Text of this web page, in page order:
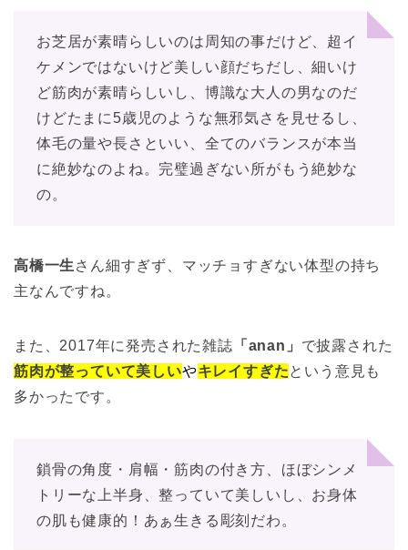
お芝居が素晴らしいのは周知の事だけど、超イ
ケメンではないけど美しい顔だちだし、細いけ
ど筋肉が素晴らしいし、博識な大人の男なのだ
けどたまに5歳児のような無邪気さを見せるし、
体毛の量や長さといい、全てのバランスが本当
に絶妙なのよね。完璧過ぎない所がもう絶妙な
の。
高橋一生 さん細すぎず、マッチョすぎない体型の持ち
主なんですね。
また、2017年に発売された雑誌 「anan」 で披露された
筋肉が整っていて美しいやキレイすぎたという意見も
多かったです。
鎖骨の角度・肩幅・筋肉の付き方、ほぼシンメ
トリーな上半身、整っていて美しいし、お身体
の肌も健康的！あぁ生きる彫刻だわ。